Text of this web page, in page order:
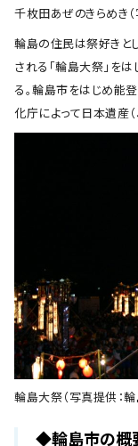
千枚田あぜのきらめき
輪島の住民は祭好きと
される「輪島大祭」を
る。輪島市をはじめ能
化庁によって日本遺産
輪島大祭（写真提供：輪
◆輪島市の概